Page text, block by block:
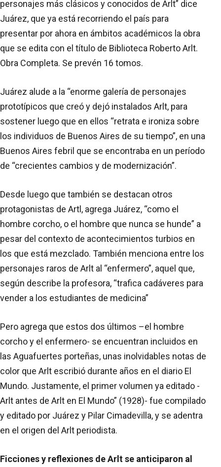
personajes más clásicos y conocidos de Arlt” dice
Juárez, que ya está recorriendo el país para
presentar por ahora en ámbitos académicos la obra
que se edita con el título de Biblioteca Roberto Arlt.
Obra Completa. Se prevén 16 tomos.
Juárez alude a la “enorme galería de personajes
prototípicos que creó y dejó instalados Arlt, para
sostener luego que en ellos “retrata e ironiza sobre
los individuos de Buenos Aires de su tiempo”, en una
Buenos Aires febril que se encontraba en un período
de “crecientes cambios y de modernización”.
Desde luego que también se destacan otros
protagonistas de Artl, agrega Juárez, “como el
hombre corcho, o el hombre que nunca se hunde” a
pesar del contexto de acontecimientos turbios en
los que está mezclado. También menciona entre los
personajes raros de Arlt al “enfermero”, aquel que,
según describe la profesora, “trafica cadáveres para
vender a los estudiantes de medicina”
Pero agrega que estos dos últimos –el hombre
corcho y el enfermero- se encuentran incluidos en
las Aguafuertes porteñas, unas inolvidables notas de
color que Arlt escribió durante años en el diario El
Mundo. Justamente, el primer volumen ya editado -
Arlt antes de Arlt en El Mundo” (1928)- fue compilado
y editado por Juárez y Pilar Cimadevilla, y se adentra
en el origen del Arlt periodista.
Ficciones y reflexiones de Arlt se anticiparon al